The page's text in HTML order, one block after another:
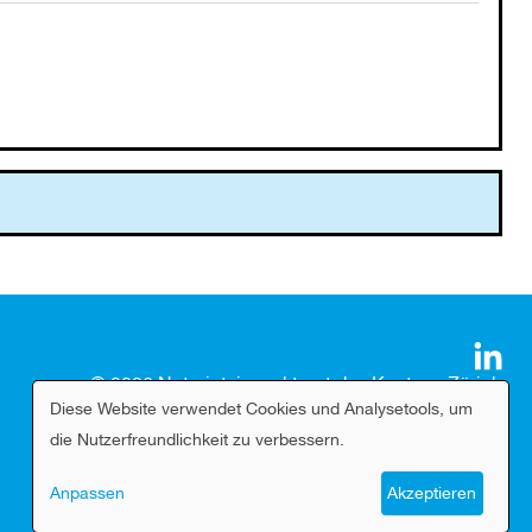
© 2026 Notariatsinspektorat des Kantons Zürich
Stand: 06.08.2026, 15:26 Uhr
Verwendung
personenbezogenen
Diese Website verwendet Cookies und Analysetools, um
die Nutzerfreundlichkeit zu verbessern.
Anpassen Akzeptieren